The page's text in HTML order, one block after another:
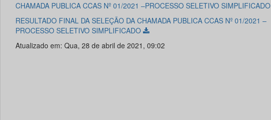
CHAMADA PUBLICA CCAS Nº 01/2021 –PROCESSO SELETIVO SIMPLIFICADO
RESULTADO FINAL DA SELEÇÃO DA CHAMADA PUBLICA CCAS Nº 01/2021 –
PROCESSO SELETIVO SIMPLIFICADO
Atualizado em: Qua, 28 de abril de 2021, 09:02